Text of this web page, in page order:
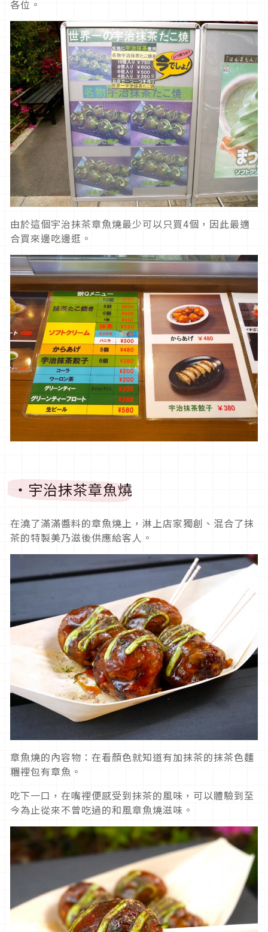
各位。
由於這個宇治抹茶章魚燒最少可以只買4個，因此最適
合買來邊吃邊逛。
・宇治抹茶章魚燒
在澆了滿滿醬料的章魚燒上，淋上店家獨創、混合了抹
茶的特製美乃滋後供應給客人。
章魚燒的內容物：在看顏色就知道有加抹茶的抹茶色麵
糰裡包有章魚。
吃下一口，在嘴裡便感受到抹茶的風味，可以體驗到至
今為止從來不曾吃過的和風章魚燒滋味。